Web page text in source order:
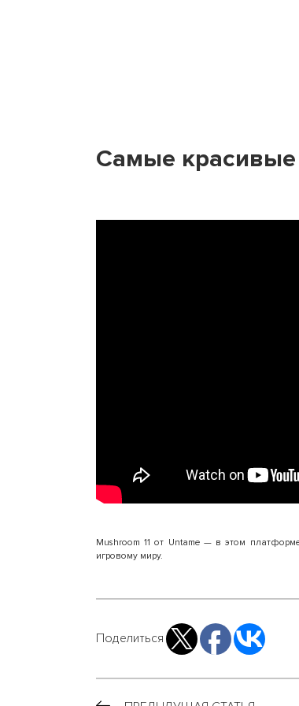
Самые красивые
Mushroom 11 от Untame — в этом
игровому миру.
Поделиться